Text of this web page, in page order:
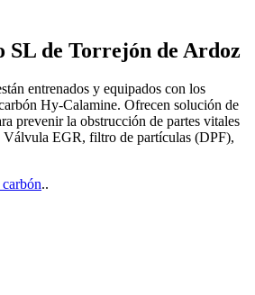
SL de Torrejón de Ardoz
entrenados y equipados con los
Hy-Calamine. Ofrecen solución de
prevenir la obstrucción de partes vitales
Válvula EGR, filtro de partículas (DPF),
..